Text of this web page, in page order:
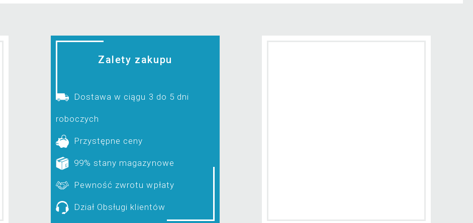
Zalety zakupu
Dostawa w ciągu 3 do 5 dni
roboczych
Przystępne ceny
99% stany magazynowe
Pewność zwrotu wpłaty
Dział Obsługi klientów